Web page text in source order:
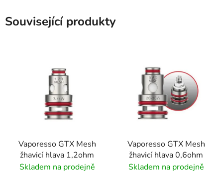
Související produkty
Vaporesso GTX Mesh
žhavicí hlava 1,2ohm
Skladem na prodejně
Vaporesso GTX Mesh
žhavicí hlava 0,6ohm
Skladem na prodejně